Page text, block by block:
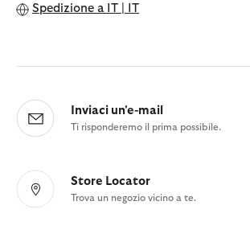
Spedizione a IT | IT
Inviaci un'e-mail
Ti risponderemo il prima possibile.
Store Locator
Trova un negozio vicino a te.